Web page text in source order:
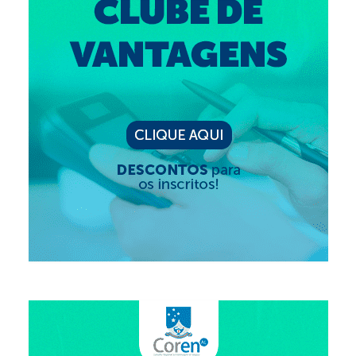
Editais e licitação
Fiscalização
Responsabilidade Técnica
Legislações
Decisões
Portarias
Resoluções
Desagravo Público
Censura Pública